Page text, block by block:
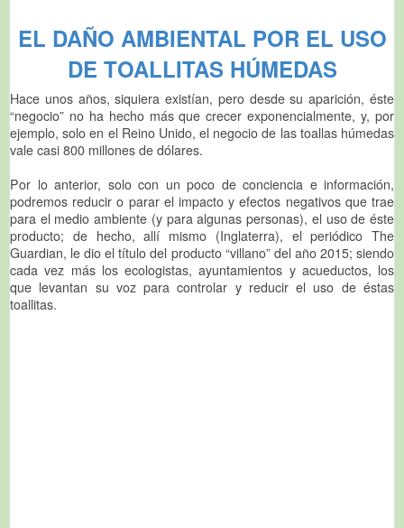
EL DAÑO AMBIENTAL POR EL USO
DE TOALLITAS HÚMEDAS
Hace unos años, siquiera existían, pero desde su aparición, éste
“negocio” no ha hecho más que crecer exponencialmente, y, por
ejemplo, solo en el Reino Unido, el negocio de las toallas húmedas
vale casi 800 millones de dólares.
Por lo anterior, solo con un poco de conciencia e información,
podremos reducir o parar el impacto y efectos negativos que trae
para el medio ambiente (y para algunas personas), el uso de éste
producto; de hecho, allí mismo (Inglaterra), el periódico The
Guardian, le dio el título del producto “villano” del año 2015; siendo
cada vez más los ecologistas, ayuntamientos y acueductos, los
que levantan su voz para controlar y reducir el uso de éstas
toallitas.